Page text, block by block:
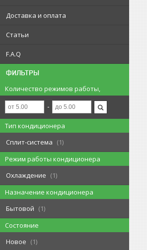
Доставка и оплата
Статьи
F.A.Q
ФИЛЬТРЫ
Количество режимов работы,
Тип кондиционера
Сплит-система
1
Режим работы кондиционера
Охлаждение
1
Назначение кондиционера
Бытовой
1
Состояние
Новое
1